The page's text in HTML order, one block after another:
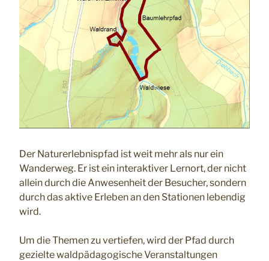
Der Naturerlebnispfad ist weit mehr als nur ein
Wanderweg. Er ist ein interaktiver Lernort, der nicht
allein durch die Anwesenheit der Besucher, sondern
durch das aktive Erleben an den Stationen lebendig
wird.
Um die Themen zu vertiefen, wird der Pfad durch
gezielte waldpädagogische Veranstaltungen